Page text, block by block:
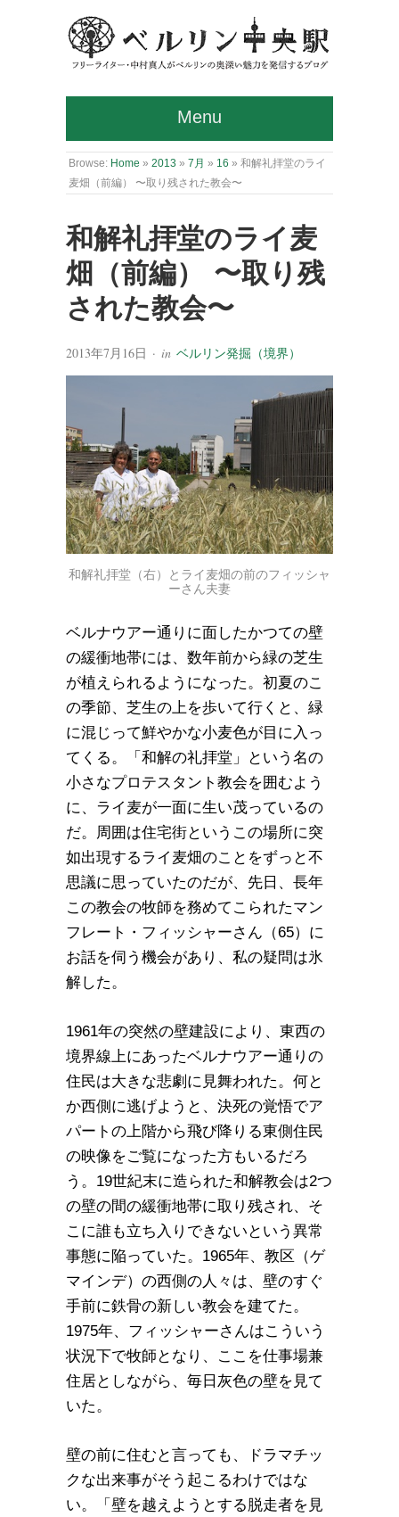
Menu
Browse: Home » 2013 » 7月 » 16 » 和解礼拝堂のライ
麦畑（前編） 〜取り残された教会〜
和解礼拝堂のライ麦
畑（前編） 〜取り残
された教会〜
2013年7月16日 · in ベルリン発掘（境界）
和解礼拝堂（右）とライ麦畑の前のフィッシャ
ーさん夫妻
ベルナウアー通りに面したかつての壁
の緩衝地帯には、数年前から緑の芝生
が植えられるようになった。初夏のこ
の季節、芝生の上を歩いて行くと、緑
に混じって鮮やかな小麦色が目に入っ
てくる。「和解の礼拝堂」という名の
小さなプロテスタント教会を囲むよう
に、ライ麦が一面に生い茂っているの
だ。周囲は住宅街というこの場所に突
如出現するライ麦畑のことをずっと不
思議に思っていたのだが、先日、長年
この教会の牧師を務めてこられたマン
フレート・フィッシャーさん（65）に
お話を伺う機会があり、私の疑問は氷
解した。
1961年の突然の壁建設により、東西の
境界線上にあったベルナウアー通りの
住民は大きな悲劇に見舞われた。何と
か西側に逃げようと、決死の覚悟でア
パートの上階から飛び降りる東側住民
の映像をご覧になった方もいるだろ
う。19世紀末に造られた和解教会は2つ
の壁の間の緩衝地帯に取り残され、そ
こに誰も立ち入りできないという異常
事態に陥っていた。1965年、教区（ゲ
マインデ）の西側の人々は、壁のすぐ
手前に鉄骨の新しい教会を建てた。
1975年、フィッシャーさんはこういう
状況下で牧師となり、ここを仕事場兼
住居としながら、毎日灰色の壁を見て
いた。
壁の前に住むと言っても、ドラマチッ
クな出来事がそう起こるわけではな
い。「壁を越えようとする脱走者を見